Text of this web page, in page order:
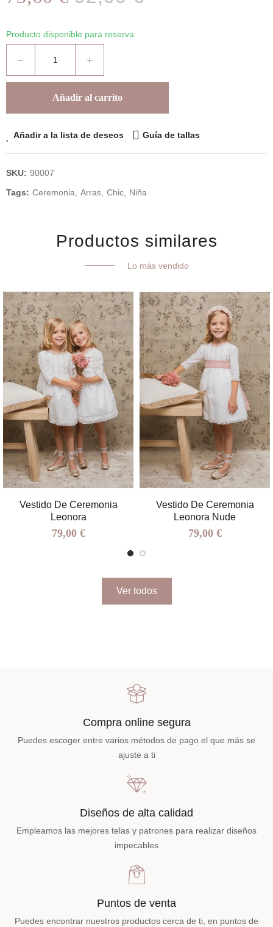
Producto disponible para reserva
Añadir al carrito
Añadir a la lista de deseos Guía de tallas
SKU: 90007
Tags: Ceremonia Arras Chic Niña
Productos similares
Lo más vendido
Vestido De Ceremonia
Leonora
79,00 €
Vestido De Ceremonia
Leonora Nude
79,00 €
Ver todos
Compra online segura
Puedes escoger entre varios métodos de pago el que más se
ajuste a ti
Diseños de alta calidad
Empleamos las mejores telas y patrones para realizar diseños
impecables
Puntos de venta
Puedes encontrar nuestros productos cerca de ti, en puntos de